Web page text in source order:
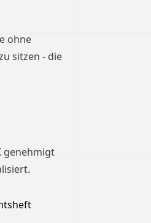
ohne
sitzen - die
genehmigt